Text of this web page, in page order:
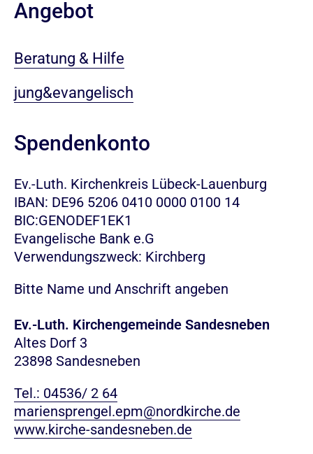
Angebot
Beratung & Hilfe
jung&evangelisch
Spendenkonto
Ev.-Luth. Kirchenkreis Lübeck-Lauenburg
IBAN: DE96 5206 0410 0000 0100 14
BIC:GENODEF1EK1
Evangelische Bank e.G
Verwendungszweck: Kirchberg
Bitte Name und Anschrift angeben
Ev.-Luth. Kirchengemeinde Sandesneben
Altes Dorf 3
23898 Sandesneben
Tel.: 04536/ 2 64
mariensprengel.epm@nordkirche.de
www.kirche-sandesneben.de